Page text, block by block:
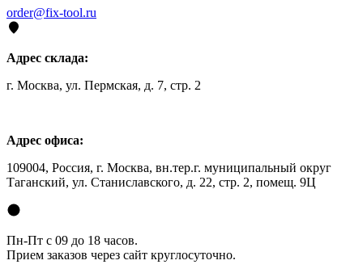
order@fix-tool.ru
Адрес склада:
г. Москва, ул. Пермская, д. 7, стр. 2
Адрес офиса:
109004, Россия, г. Москва, вн.тер.г. муниципальный округ
Таганский, ул. Станиславского, д. 22, стр. 2, помещ. 9Ц
Пн-Пт с 09 до 18 часов.
Прием заказов через сайт круглосуточно.